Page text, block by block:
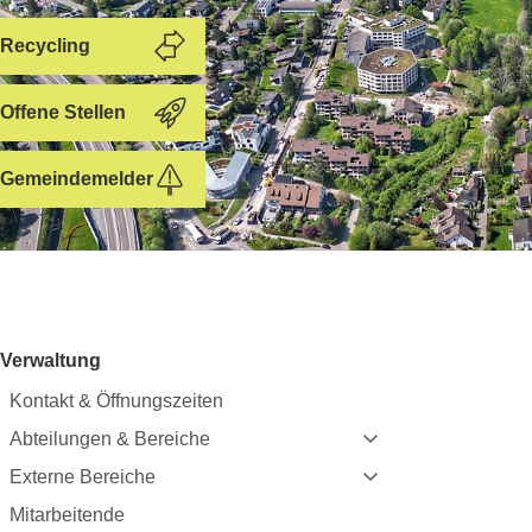
Recycling
Offene Stellen
Gemeindemelder
Subnavigation:
Verwaltung
Kontakt & Öffnungszeiten
Abteilungen & Bereiche
Externe Bereiche
Mitarbeitende